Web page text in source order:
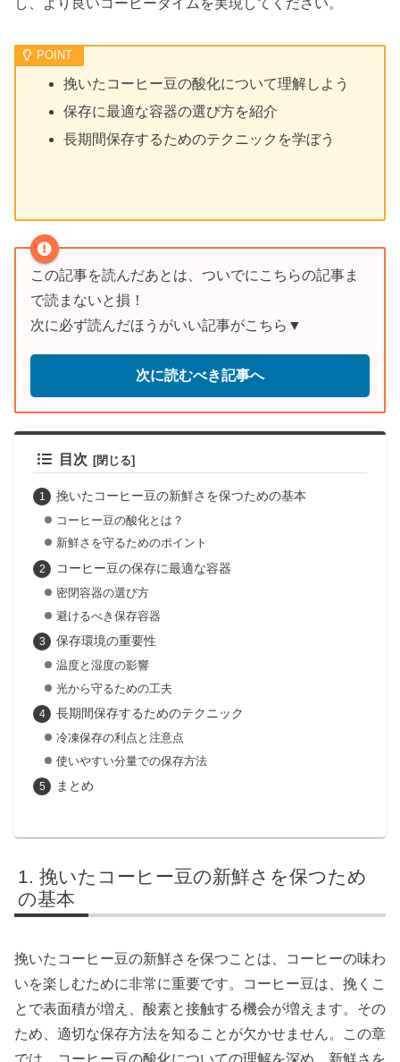
し、より良いコーヒータイムを実現してください。
挽いたコーヒー豆の酸化について理解しよう
保存に最適な容器の選び方を紹介
長期間保存するためのテクニックを学ぼう
この記事を読んだあとは、ついでにこちらの記事ま
で読まないと損！
次に必ず読んだほうがいい記事がこちら▼
次に読むべき記事へ
目次
挽いたコーヒー豆の新鮮さを保つための基本
コーヒー豆の酸化とは？
新鮮さを守るためのポイント
コーヒー豆の保存に最適な容器
密閉容器の選び方
避けるべき保存容器
保存環境の重要性
温度と湿度の影響
光から守るための工夫
長期間保存するためのテクニック
冷凍保存の利点と注意点
使いやすい分量での保存方法
まとめ
挽いたコーヒー豆の新鮮さを保つため
の基本
挽いたコーヒー豆の新鮮さを保つことは、コーヒーの味わ
いを楽しむために非常に重要です。コーヒー豆は、挽くこ
とで表面積が増え、酸素と接触する機会が増えます。その
ため、適切な保存方法を知ることが欠かせません。この章